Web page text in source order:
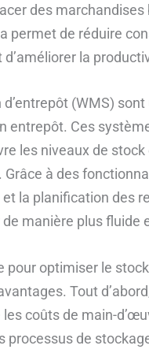
des
permet de réduire
la
(WMS)
entrepôt. Ces
les niveaux de
à des
la planification des
manière plus fluide
pour optimiser le
Tout
coûts de main-
processus de